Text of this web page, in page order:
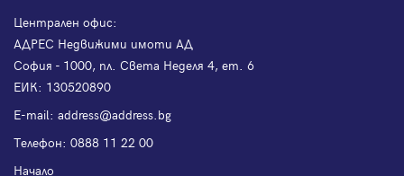
Централен офис:
АДРЕС Недвижими имоти АД
София - 1000, пл. Света Неделя 4, ет. 6
ЕИК: 130520890
Е-mail: address@address.bg
Телефон: 0888 11 22 00
Начало